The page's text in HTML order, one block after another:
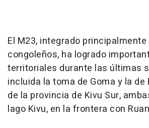
El M23, integrado
congoleños, ha logrado
territoriales durante las últimas
incluida la toma de Goma y la de
de la provincia de Kivu Sur,
lago Kivu, en la frontera con